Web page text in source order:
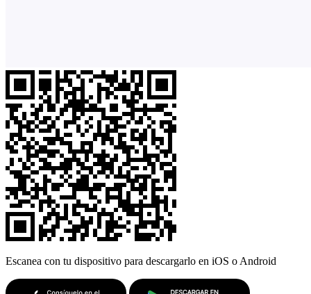
Escanea con tu dispositivo para descargarlo en iOS o Android